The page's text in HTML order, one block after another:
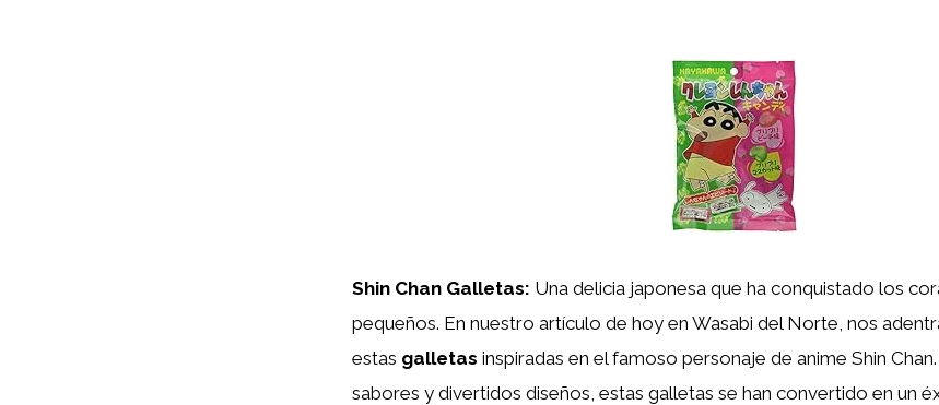
Shin Chan Galletas: Una delicia japonesa que ha conquistado los
pequeños. En nuestro artículo de hoy en Wasabi del Norte, nos
estas galletas inspiradas en el famoso personaje de anime Shin
sabores y divertidos diseños, estas galletas se han convertido en un